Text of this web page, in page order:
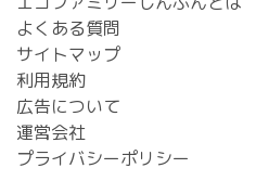
よくある質問
サイトマップ
利用規約
広告について
運営会社
プライバシーポリシー